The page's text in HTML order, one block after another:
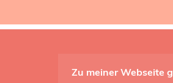
Zu meiner Webseite